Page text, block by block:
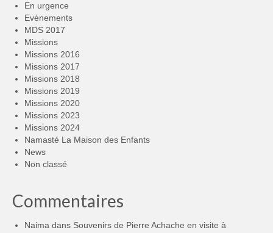
En urgence
Evènements
MDS 2017
Missions
Missions 2016
Missions 2017
Missions 2018
Missions 2019
Missions 2020
Missions 2023
Missions 2024
Namasté La Maison des Enfants
News
Non classé
Commentaires
Naima dans Souvenirs de Pierre Achache en visite à